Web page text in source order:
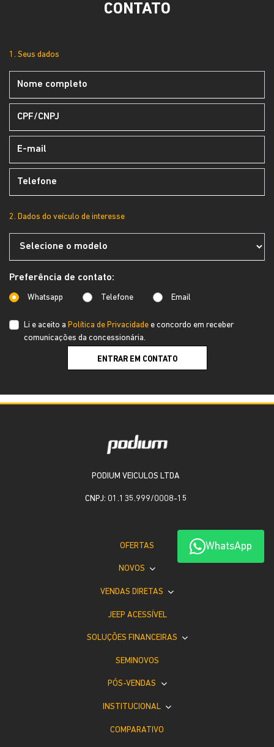
CONTATO
1. Seus dados
2. Dados do veículo de interesse
Preferência de contato:
Whatsapp Telefone Email
Li e aceito a Política de Privacidade e concordo em receber
comunicações da concessionária.
ENTRAR EM CONTATO
WhatsApp
PODIUM VEICULOS LTDA
CNPJ: 01.135.999/0008-15
OFERTAS
NOVOS
VENDAS DIRETAS
JEEP ACESSÍVEL
SOLUÇÕES FINANCEIRAS
SEMINOVOS
PÓS-VENDAS
INSTITUCIONAL
COMPARATIVO